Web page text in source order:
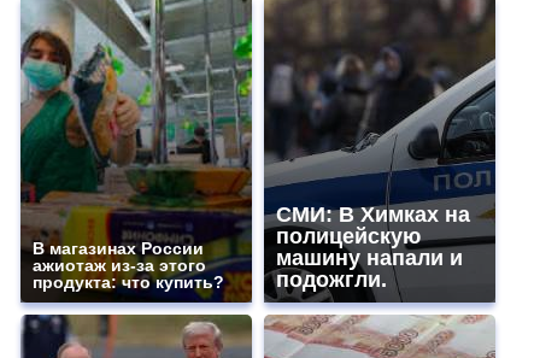
В магазинах России
ажиотаж из-за этого
продукта: что купить?
СМИ: В Химках на
полицейскую
машину напали и
подожгли.